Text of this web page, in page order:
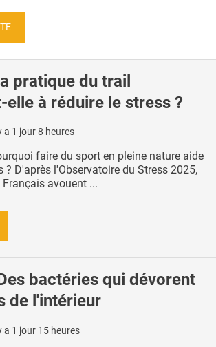
pratique du trail
à réduire le stress ?
a 1 jour 8 heures
faire du sport en pleine nature aide
? D'après l'Observatoire du Stress 2025,
Français avouent ...
bactéries qui dévorent
de l'intérieur
a 1 jour 15 heures